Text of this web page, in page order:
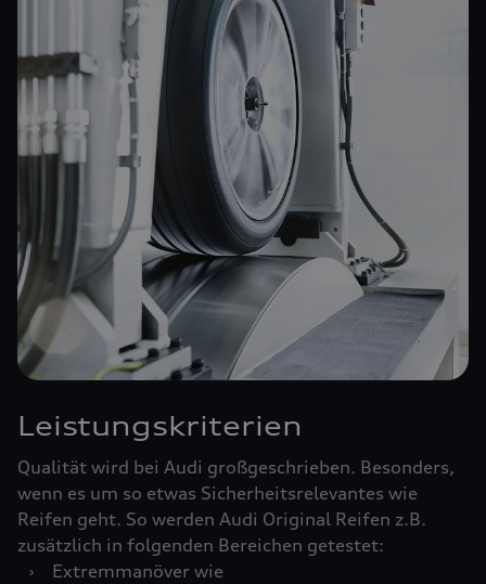
Leistungskriterien
Qualität wird bei Audi großgeschrieben. Besonders,
wenn es um so etwas Sicherheitsrelevantes wie
Reifen geht. So werden Audi Original Reifen z.B.
zusätzlich in folgenden Bereichen getestet:
›
Extremmanöver wie